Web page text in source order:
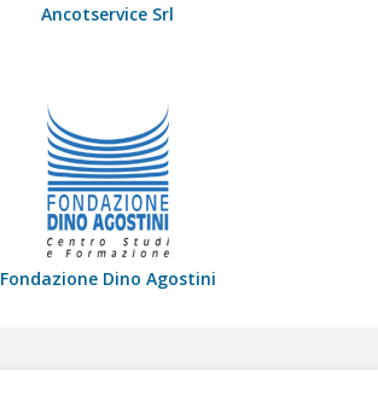
Ancotservice Srl
Fondazione Dino Agostini